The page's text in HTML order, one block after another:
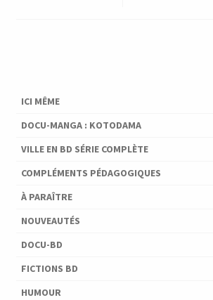
ICI MÊME
DOCU-MANGA : KOTODAMA
VILLE EN BD SÉRIE COMPLÈTE
COMPLÉMENTS PÉDAGOGIQUES
À PARAÎTRE
NOUVEAUTÉS
DOCU-BD
FICTIONS BD
HUMOUR